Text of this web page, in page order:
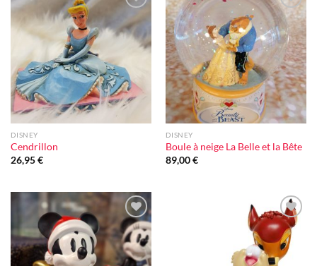
Ajouter
à la liste
d'envie
DISNEY
Cendrillon
26,95€
Ajouter
à la liste
d'envie
DISNEY
Boule à neige La Belle et la Bête
89,00€
Ajouter
à la liste
d'envie
Ajouter
à la liste
d'envie